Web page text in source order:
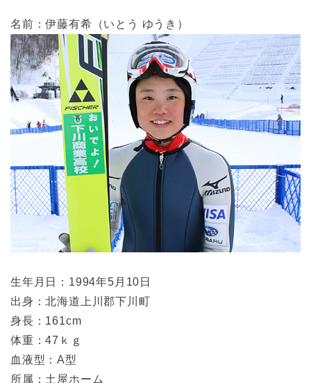
名前：伊藤有希（いとう ゆうき）
生年月日：1994年5月10日
出身：北海道上川郡下川町
身長：161cm
体重：47ｋｇ
血液型：A型
所属：土屋ホーム